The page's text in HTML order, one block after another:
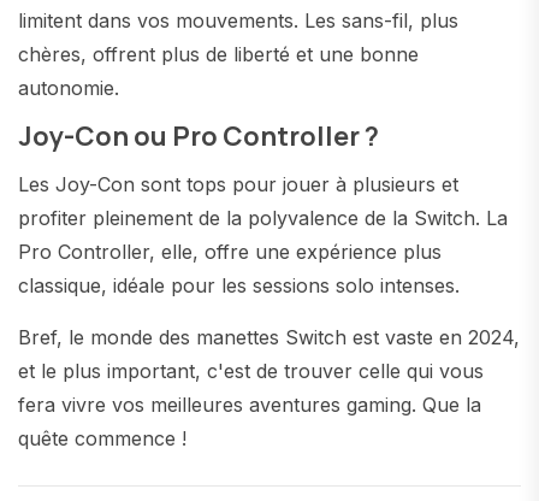
limitent dans vos mouvements. Les sans-fil, plus
chères, offrent plus de liberté et une bonne
autonomie.
Joy-Con ou Pro Controller ?
Les Joy-Con sont tops pour jouer à plusieurs et
profiter pleinement de la polyvalence de la Switch. La
Pro Controller, elle, offre une expérience plus
classique, idéale pour les sessions solo intenses.
Bref, le monde des manettes Switch est vaste en 2024,
et le plus important, c'est de trouver celle qui vous
fera vivre vos meilleures aventures gaming. Que la
quête commence !